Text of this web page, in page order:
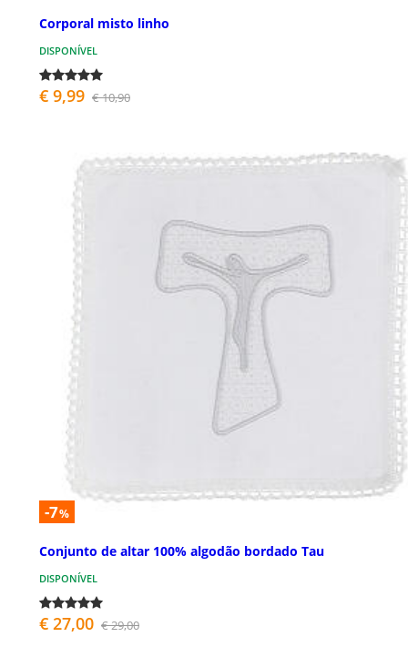
Corporal misto linho
DISPONÍVEL
€ 9,99 € 10,90
-7%
Conjunto de altar 100% algodão bordado Tau
DISPONÍVEL
€ 27,00 € 29,00